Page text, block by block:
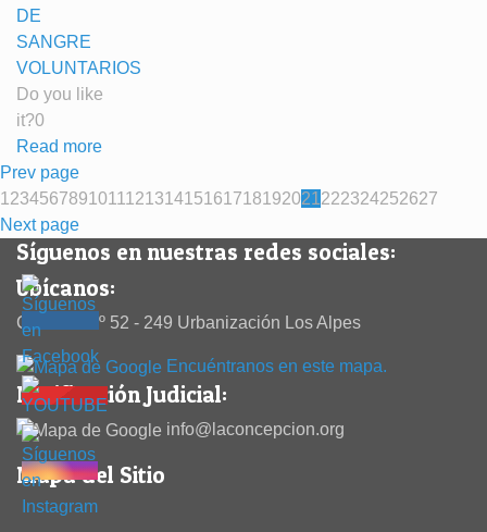
DE
SANGRE
VOLUNTARIOS
Do you like
it?0
Read more
Prev page
1 234567891011 12131415161718192021222324252627
Next page
Síguenos en nuestras redes sociales:
Ubícanos:
Calle 38 Nº 52 - 249 Urbanización Los Alpes
Encuéntranos en este mapa.
Notificación Judicial:
info@laconcepcion.org
Mapa del Sitio